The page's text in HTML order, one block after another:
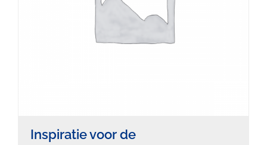
Inspiratie voor de